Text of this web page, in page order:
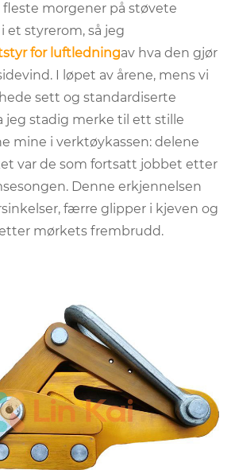
morgener på støvete
et styrerom, så jeg
for luftledningav hva den gjør
I løpet av årene, mens vi
sett og standardiserte
jeg stadig merke til ett stille
mine i verktøykassen: delene
var de som fortsatt jobbet etter
Denne erkjennelsen
færre glipper i kjeven og
mørkets frembrudd.